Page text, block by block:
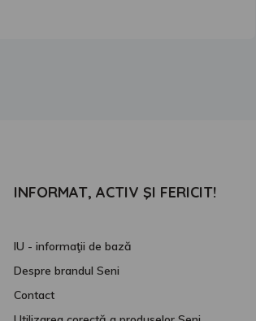
INFORMAT, ACTIV ŞI FERICIT!
IU - informaţii de bază
Despre brandul Seni
Contact